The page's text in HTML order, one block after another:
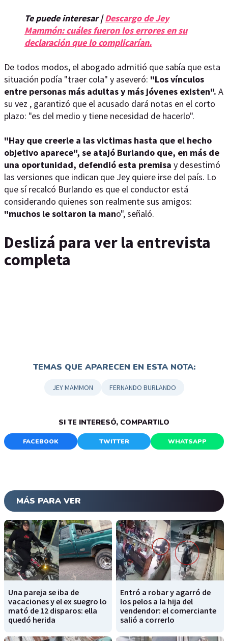
Te puede interesar |Descargo de Jey
Mammón: cuáles fueron los errores en su
declaración que lo complicarían.
De todos modos, el abogado admitió que sabía que esta
situación podía "traer cola" y aseveró: "Los vínculos
entre personas más adultas y más jóvenes existen". A
su vez , garantizó que el acusado dará notas en el corto
plazo: "es del medio y tiene necesidad de hacerlo".
"Hay que creerle a las victimas hasta que el hecho
objetivo aparece", se atajó Burlando que, en más de
una oportunidad, defendió esta premisa y desestimó
las versiones que indican que Jey quiere irse del país. Lo
que sí recalcó Burlando es que el conductor está
considerando quienes son realmente sus amigos:
"muchos le soltaron la mano", señaló.
Deslizá para ver la entrevista
completa
TEMAS QUE APARECEN EN ESTA NOTA:
JEY MAMMON FERNANDO BURLANDO
SI TE INTERESÓ, COMPARTILO
FACEBOOK TWITTER WHATSAPP
MÁS PARA VER
Una pareja se iba de
vacaciones y el ex suegro lo
mató de 12 disparos: ella
quedó herida
Entró a robar y agarró de
los pelos a la hija del
vendendor: el comerciante
salió a correrlo